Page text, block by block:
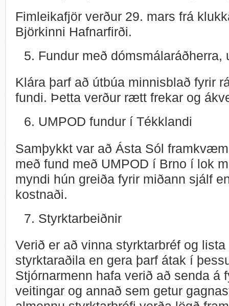
Fimleikafjör verður 29. mars frá
Björkinni Hafnarfirði.
Fundur með
Klára þarf að útbúa minnisblað fyrir
fundi. Þetta verður rætt frekar og
UMPOD fundur í Tékklandi
Samþykkt var að Ásta Sól
með fund með UMPOD í Brno í lok
myndi hún greiða fyrir miðann sjálf
kostnaði.
Styrktarbeiðnir
Verið er að vinna styrktarbréf og
styrktaraðila en gera þarf átak í
Stjórnarmenn hafa verið að senda á
veitingar og annað sem getur